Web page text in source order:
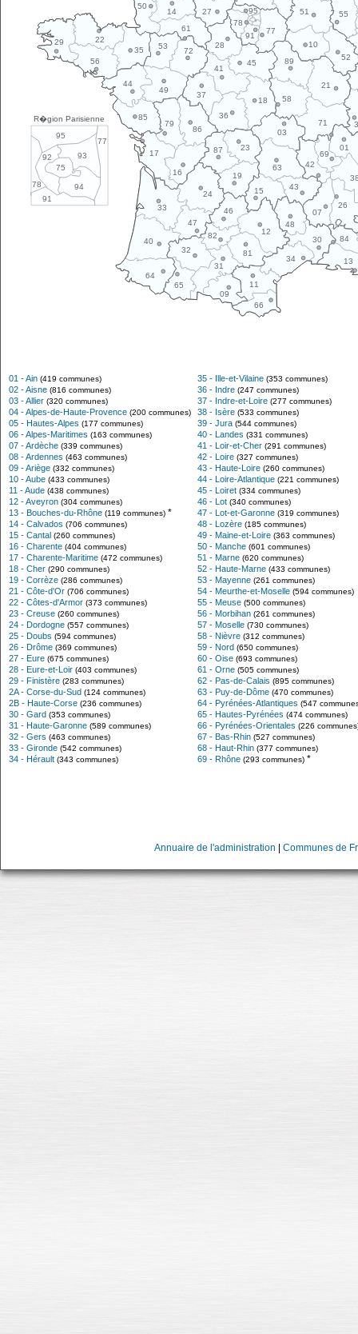
R�gion Parisienne
77
78
91
95
93
75
94
92
10
11
12
13
14
15
16
17
18
19
21
22
23
24
26
27
28
29
30
31
32
33
34
35
36
37
40
41
42
43
44
45
46
47
48
49
50
51
52
53
55
56
58
61
63
64
65
66
69
01
03
07
09
71
72
77
78
79
81
82 84
85
86
87
89
91
95
01 - Ain (419 communes)
02 - Aisne (816 communes)
03 - Allier (320 communes)
04 - Alpes-de-Haute-Provence (200 communes)
05 - Hautes-Alpes (177 communes)
06 - Alpes-Maritimes (163 communes)
07 - Ardèche (339 communes)
08 - Ardennes (463 communes)
09 - Ariège (332 communes)
10 - Aube (433 communes)
11 - Aude (438 communes)
12 - Aveyron (304 communes)
13 - Bouches-du-Rhône (119 communes) *
14 - Calvados (706 communes)
15 - Cantal (260 communes)
16 - Charente (404 communes)
17 - Charente-Maritime (472 communes)
18 - Cher (290 communes)
19 - Corrèze (286 communes)
21 - Côte-d'Or (706 communes)
22 - Côtes-d'Armor (373 communes)
23 - Creuse (260 communes)
24 - Dordogne (557 communes)
25 - Doubs (594 communes)
26 - Drôme (369 communes)
27 - Eure (675 communes)
28 - Eure-et-Loir (403 communes)
29 - Finistère (283 communes)
2A - Corse-du-Sud (124 communes)
2B - Haute-Corse (236 communes)
30 - Gard (353 communes)
31 - Haute-Garonne (589 communes)
32 - Gers (463 communes)
33 - Gironde (542 communes)
34 - Hérault (343 communes)
35 - Ille-et-Vilaine (353 communes)
36 - Indre (247 communes)
37 - Indre-et-Loire (277 communes)
38 - Isère (533 communes)
39 - Jura (544 communes)
40 - Landes (331 communes)
41 - Loir-et-Cher (291 communes)
42 - Loire (327 communes)
43 - Haute-Loire (260 communes)
44 - Loire-Atlantique (221 communes)
45 - Loiret (334 communes)
46 - Lot (340 communes)
47 - Lot-et-Garonne (319 communes)
48 - Lozère (185 communes)
49 - Maine-et-Loire (363 communes)
50 - Manche (601 communes)
51 - Marne (620 communes)
52 - Haute-Marne (433 communes)
53 - Mayenne (261 communes)
54 - Meurthe-et-Moselle (594 communes)
55 - Meuse (500 communes)
56 - Morbihan (261 communes)
57 - Moselle (730 communes)
58 - Nièvre (312 communes)
59 - Nord (650 communes)
60 - Oise (693 communes)
61 - Orne (505 communes)
62 - Pas-de-Calais (895 communes)
63 - Puy-de-Dôme (470 communes)
64 - Pyrénées-Atlantiques (547
65 - Hautes-Pyrénées (474 communes)
66 - Pyrénées-Orientales (226
67 - Bas-Rhin (527 communes)
68 - Haut-Rhin (377 communes)
69 - Rhône (293 communes) *
Annuaire de l'administration Communes de